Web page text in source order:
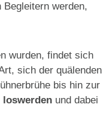
werden,
wurden, findet sich
sich der quälenden
bis hin zur
und dabei